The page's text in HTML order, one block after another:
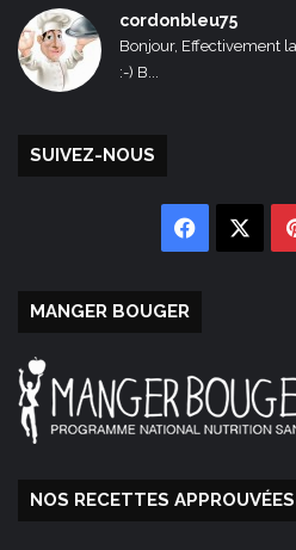
cordonbleu75
Bonjour, Effectivement
:-) B...
SUIVEZ-NOUS
Facebook
MANGER BOUGER
NOS RECETTES APPROUVÉES